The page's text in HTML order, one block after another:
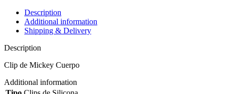
Description
Additional information
Shipping & Delivery
Description
Clip de Mickey Cuerpo
Additional information